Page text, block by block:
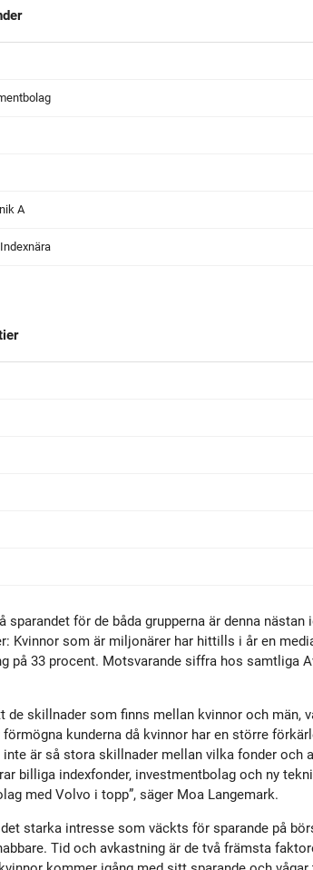
A
sparandet för de båda grupperna är denna
Kvinnor som är miljonärer har hittills i år en
på 33 procent. Motsvarande siffra hos samtliga
de skillnader som finns mellan kvinnor och män,
förmögna kunderna då kvinnor har en större
är så stora skillnader mellan vilka fonder och
billiga indexfonder, investmentbolag och ny
med Volvo i topp”, säger Moa Langemark.
starka intresse som väckts för sparande på
Tid och avkastning är de två främsta